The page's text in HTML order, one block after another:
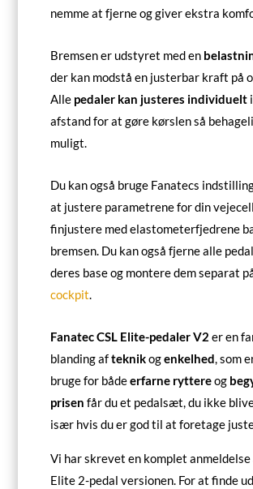
nemme at fjerne og giver ekstra
Bremsen er udstyret med en
der kan modstå en justerbar kraft på
Alle pedaler kan justeres individuelt
afstand for at gøre kørslen så
muligt.
Du kan også bruge Fanatecs
at justere parametrene for din
finjustere med elastometerfjedrene
bremsen. Du kan også fjerne alle
deres base og montere dem separat
cockpit.
Fanatec CSL Elite-pedaler V2 er en
blanding afteknikogenkelhed, som
bruge for bådeerfarne ryttereog
prisen får du et pedalsæt, du ikke
især hvis du er god til at foretage
Vi har skrevet en komplet anmeldelse
Elite 2-pedal versionen. For at finde